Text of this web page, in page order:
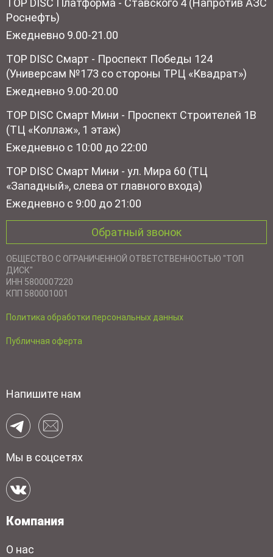
TOP DISC Платформа - Ставского 4 (Напротив АЗС
Роснефть)
Ежедневно 9.00-21.00
TOP DISC Смарт - Проспект Победы 124
(Универсам №173 со стороны ТРЦ «Квадрат»)
Ежедневно 9.00-20.00
TOP DISC Смарт Мини - Проспект Строителей 1В
(ТЦ «Коллаж», 1 этаж)
Ежедневно с 10:00 до 22:00
TOP DISC Смарт Мини - ул. Мира 60 (ТЦ
«Западный», слева от главного входа)
Ежедневно с 9:00 до 21:00
Обратный звонок
ОБЩЕСТВО С ОГРАНИЧЕННОЙ ОТВЕТСТВЕННОСТЬЮ "ТОП
ДИСК"
ИНН 5800007220
КПП 580001001
Политика обработки персональных данных
Публичная оферта
Напишите нам
Мы в соцсетях
Компания
О нас